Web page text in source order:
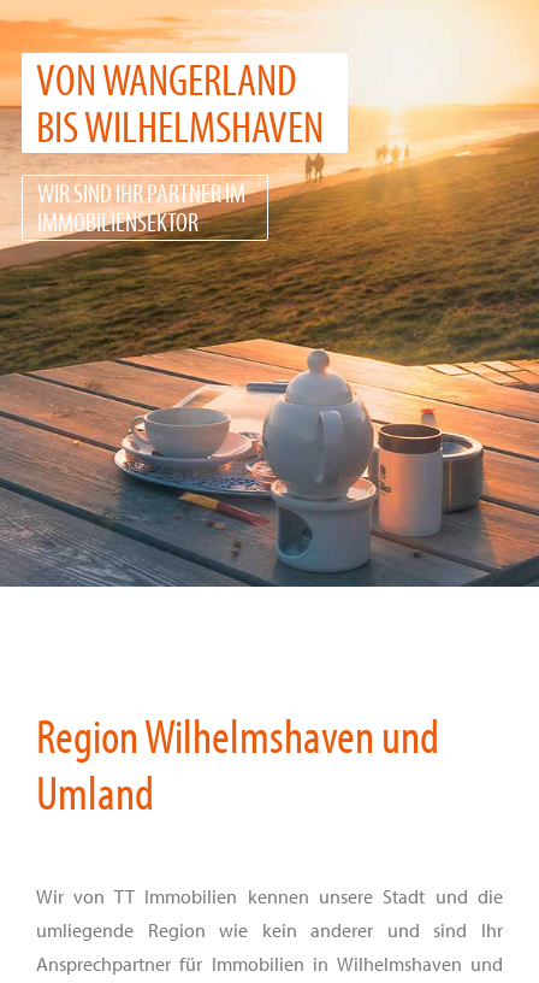
VON WANGERLAND
BIS WILHELMSHAVEN
WIR SIND IHR PARTNER IM
IMMOBILIENSEKTOR
Region Wilhelmshaven und
Umland
Wir von TT Immobilien kennen unsere Stadt und die
umliegende Region wie kein anderer und sind Ihr
Ansprechpartner für Immobilien in Wilhelmshaven und